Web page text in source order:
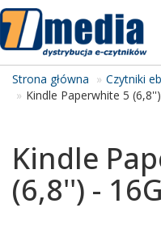
Strona główna Czytniki
Kindle Paperwhite 5
Kindle
(6,8'') -